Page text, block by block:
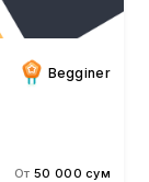
Begginer
От 50 000 сум